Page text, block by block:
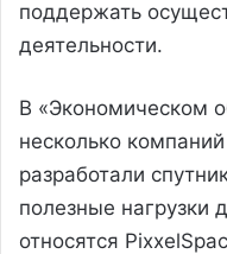
поддержать
деятельности.
В «Экономическом
несколько
разработали
полезные нагрузки
относятся